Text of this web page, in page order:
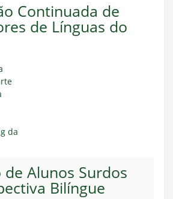
Continuada de
de Línguas do
da
de Alunos Surdos
Bilíngue